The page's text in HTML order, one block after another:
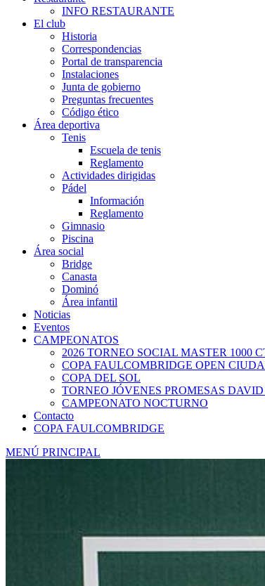
INFO RESTAURANTE
El club
Historia
Correspondencias
Portal de transparencia
Instalaciones
Junta de gobierno
Preguntas frecuentes
Código ético
Área deportiva
Tenis
Escuela de tenis
Reglamento
Actividades dirigidas
Pádel
Información
Reglamento
Gimnasio
Piscina
Área social
Bridge
Canasta
Dominó
Área infantil
Noticias
Eventos
CAMPEONATOS
2026 TORNEO SOCIAL MASTER 1000
COPA FAULCOMBRIDGE OPEN
COPA DEL SOL
TORNEO JÓVENES PROMESAS DAVID
CAMPEONATO NOCTURNO
Contacto
COPA FAULCOMBRIDGE
MENÚ PRINCIPAL